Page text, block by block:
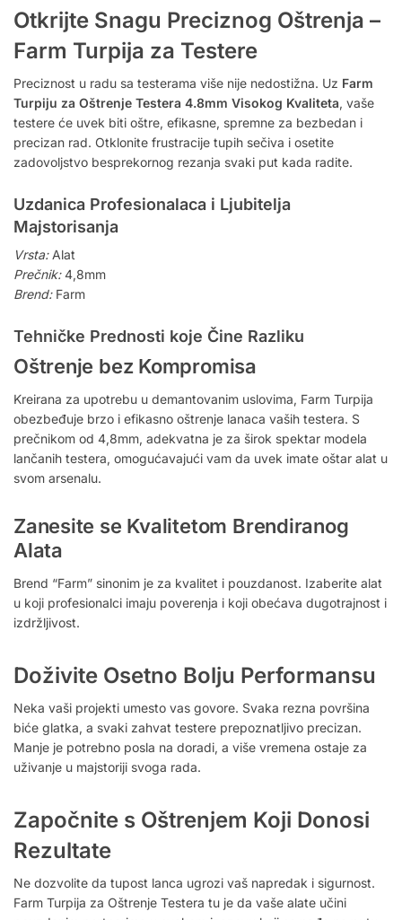
Otkrijte Snagu Preciznog Oštrenja –
Farm Turpija za Testere
Preciznost u radu sa testerama više nije nedostižna. Uz Farm
Turpiju za Oštrenje Testera 4.8mm Visokog Kvaliteta, vaše
testere će uvek biti oštre, efikasne, spremne za bezbedan i
precizan rad. Otklonite frustracije tupih sečiva i osetite
zadovoljstvo besprekornog rezanja svaki put kada radite.
Uzdanica Profesionalaca i Ljubitelja
Majstorisanja
Vrsta:Alat
Prečnik:4,8mm
Brend:Farm
Tehničke Prednosti koje Čine Razliku
Oštrenje bez Kompromisa
Kreirana za upotrebu u demantovanim uslovima, Farm Turpija
obezbeđuje brzo i efikasno oštrenje lanaca vaših testera. S
prečnikom od 4,8mm, adekvatna je za širok spektar modela
lančanih testera, omogućavajući vam da uvek imate oštar alat u
svom arsenalu.
Zanesite se Kvalitetom Brendiranog
Alata
Brend “Farm” sinonim je za kvalitet i pouzdanost. Izaberite alat
u koji profesionalci imaju poverenja i koji obećava dugotrajnost i
izdržljivost.
Doživite Osetno Bolju Performansu
Neka vaši projekti umesto vas govore. Svaka rezna površina
biće glatka, a svaki zahvat testere prepoznatljivo precizan.
Manje je potrebno posla na doradi, a više vremena ostaje za
uživanje u majstoriji svoga rada.
Započnite s Oštrenjem Koji Donosi
Rezultate
Ne dozvolite da tupost lanca ugrozi vaš napredak i sigurnost.
Farm Turpija za Oštrenje Testera tu je da vaše alate učini